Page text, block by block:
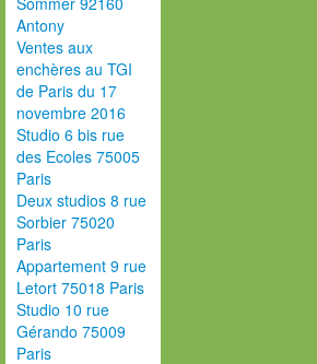
Antony
Ventes aux
enchères au TGI
de Paris du 17
novembre 2016
Studio 6 bis rue
des Ecoles 75005
Paris
Deux studios 8 rue
Sorbier 75020
Paris
Appartement 9 rue
Letort 75018 Paris
Studio 10 rue
Gérando 75009
Paris